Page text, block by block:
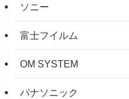
ソニー
富士フイルム
OM SYSTEM
パナソニック